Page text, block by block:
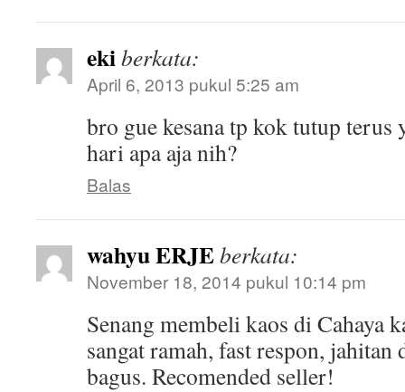
ekiberkata:
April 6, 2013 pukul 5:25 am
bro gue kesana tp kok tutup terus
hari apa aja nih?
Balas
wahyu ERJEberkata:
November 18, 2014 pukul 10:14 pm
Senang membeli kaos di Cahaya
sangat ramah, fast respon, jahitan
bagus. Recomended seller!